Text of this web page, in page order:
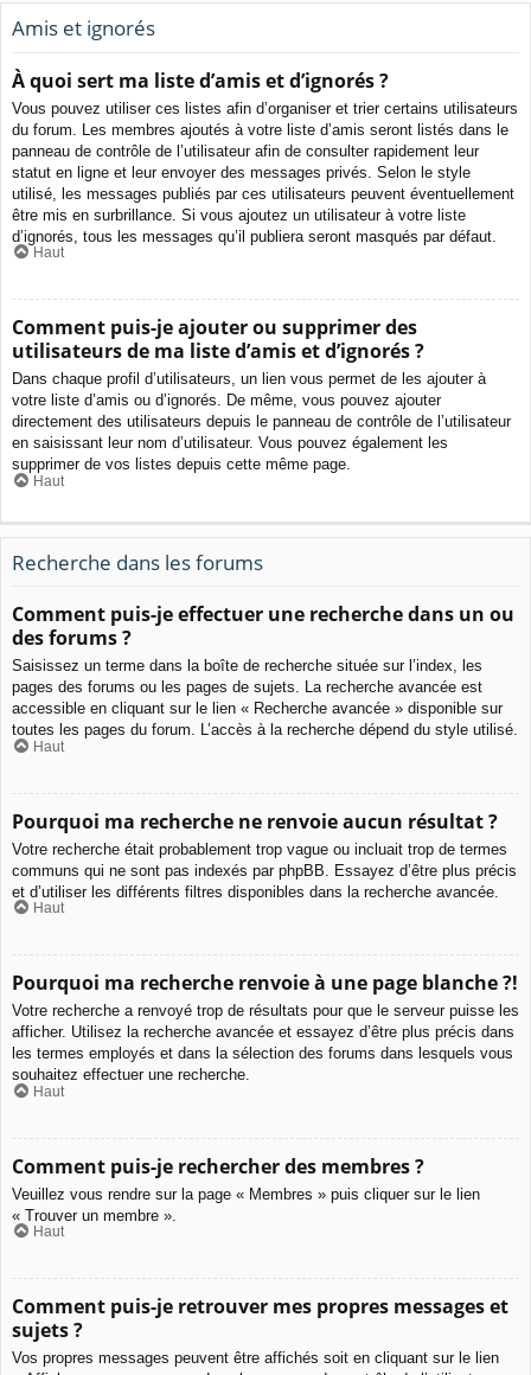
Amis et ignorés
À quoi sert ma liste d’amis et d’ignorés ?
Vous pouvez utiliser ces listes afin d’organiser et trier certains utilisateurs
du forum. Les membres ajoutés à votre liste d’amis seront listés dans le
panneau de contrôle de l’utilisateur afin de consulter rapidement leur
statut en ligne et leur envoyer des messages privés. Selon le style
utilisé, les messages publiés par ces utilisateurs peuvent éventuellement
être mis en surbrillance. Si vous ajoutez un utilisateur à votre liste
d’ignorés, tous les messages qu’il publiera seront masqués par défaut.
Haut
Comment puis-je ajouter ou supprimer des
utilisateurs de ma liste d’amis et d’ignorés ?
Dans chaque profil d’utilisateurs, un lien vous permet de les ajouter à
votre liste d’amis ou d’ignorés. De même, vous pouvez ajouter
directement des utilisateurs depuis le panneau de contrôle de l’utilisateur
en saisissant leur nom d’utilisateur. Vous pouvez également les
supprimer de vos listes depuis cette même page.
Haut
Recherche dans les forums
Comment puis-je effectuer une recherche dans un ou
des forums ?
Saisissez un terme dans la boîte de recherche située sur l’index, les
pages des forums ou les pages de sujets. La recherche avancée est
accessible en cliquant sur le lien « Recherche avancée » disponible sur
toutes les pages du forum. L’accès à la recherche dépend du style utilisé.
Haut
Pourquoi ma recherche ne renvoie aucun résultat ?
Votre recherche était probablement trop vague ou incluait trop de termes
communs qui ne sont pas indexés par phpBB. Essayez d’être plus précis
et d’utiliser les différents filtres disponibles dans la recherche avancée.
Haut
Pourquoi ma recherche renvoie à une page blanche ?!
Votre recherche a renvoyé trop de résultats pour que le serveur puisse les
afficher. Utilisez la recherche avancée et essayez d’être plus précis dans
les termes employés et dans la sélection des forums dans lesquels vous
souhaitez effectuer une recherche.
Haut
Comment puis-je rechercher des membres ?
Veuillez vous rendre sur la page « Membres » puis cliquer sur le lien
« Trouver un membre ».
Haut
Comment puis-je retrouver mes propres messages et
sujets ?
Vos propres messages peuvent être affichés soit en cliquant sur le lien